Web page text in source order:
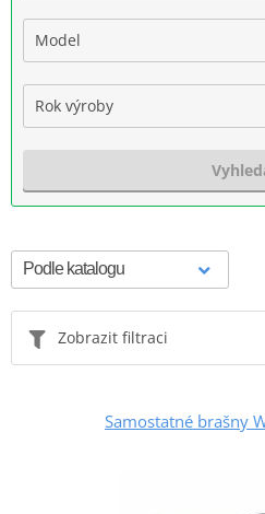
Model
Rok výroby
Zobrazit filtraci
Samostatné brašny